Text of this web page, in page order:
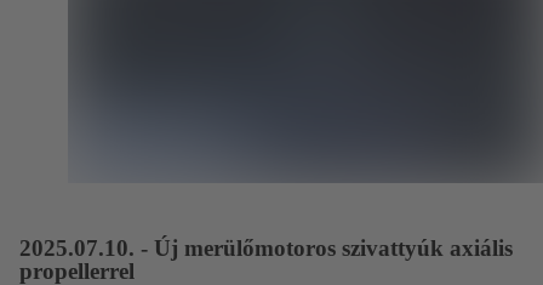
2025.07.10. - Új merülőmotoros szivattyúk axiális
propellerrel